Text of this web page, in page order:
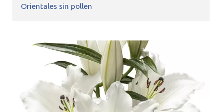
Orientales sin pollen